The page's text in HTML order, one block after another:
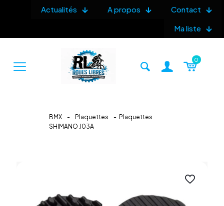
Actualités A propos
Contact
Ma liste
0
BMX - Plaquettes - Plaquettes
SHIMANO J03A